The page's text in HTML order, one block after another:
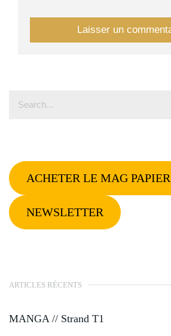
ACHETER LE MAG PAPIER
NEWSLETTER
ARTICLES RÉCENTS
MANGA // Strand T1